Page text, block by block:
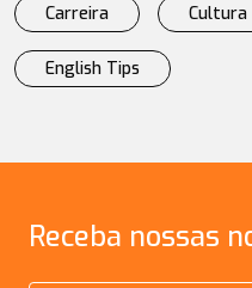
Carreira Cultura
English Tips
Receba nossas